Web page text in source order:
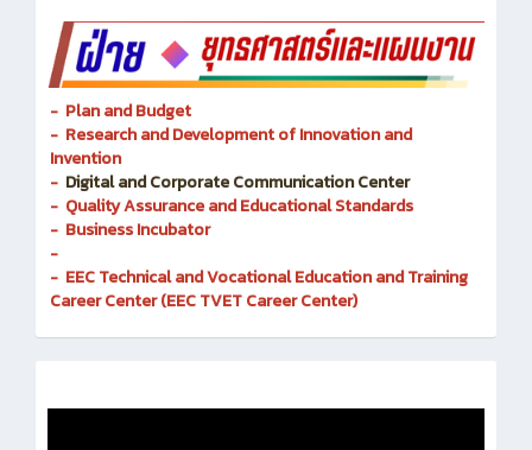
- Plan and Budget
- Research and Development of Innovation and
Invention
- Digital and Corporate Communication Center
- Quality Assurance and Educational Standards
- Business Incubator
-
- EEC Technical and Vocational Education and Training
Career Center (EEC TVET Career Center)